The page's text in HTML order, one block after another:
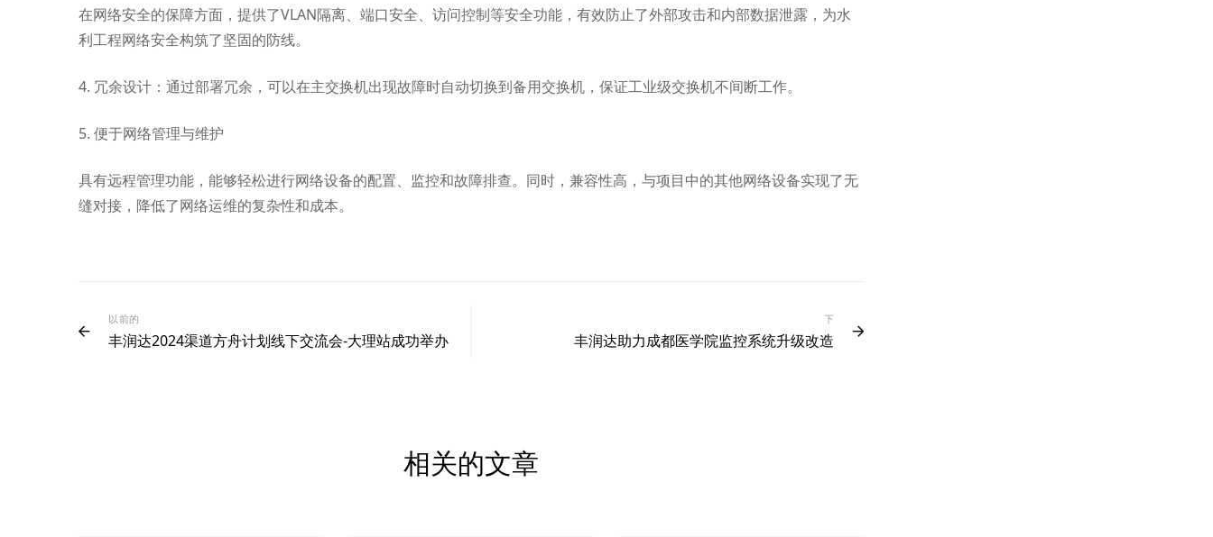
在网络安全的保障方面，提供了VLAN隔离、端口安全、访问控制等安全功能，有效防止了外部攻击和内部数据泄露，为水
利工程网络安全构筑了坚固的防线。
4. 冗余设计：通过部署冗余，可以在主交换机出现故障时自动切换到备用交换机，保证工业级交换机不间断工作。
5. 便于网络管理与维护
具有远程管理功能，能够轻松进行网络设备的配置、监控和故障排查。同时，兼容性高，与项目中的其他网络设备实现了无
缝对接，降低了网络运维的复杂性和成本。
以前的
丰润达2024渠道方舟计划线下交流会-大理站成功举办
下
丰润达助力成都医学院监控系统升级改造
相关的文章